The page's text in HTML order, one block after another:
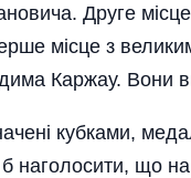
Друге
місце з
Каржау. Вони
кубками,
що на